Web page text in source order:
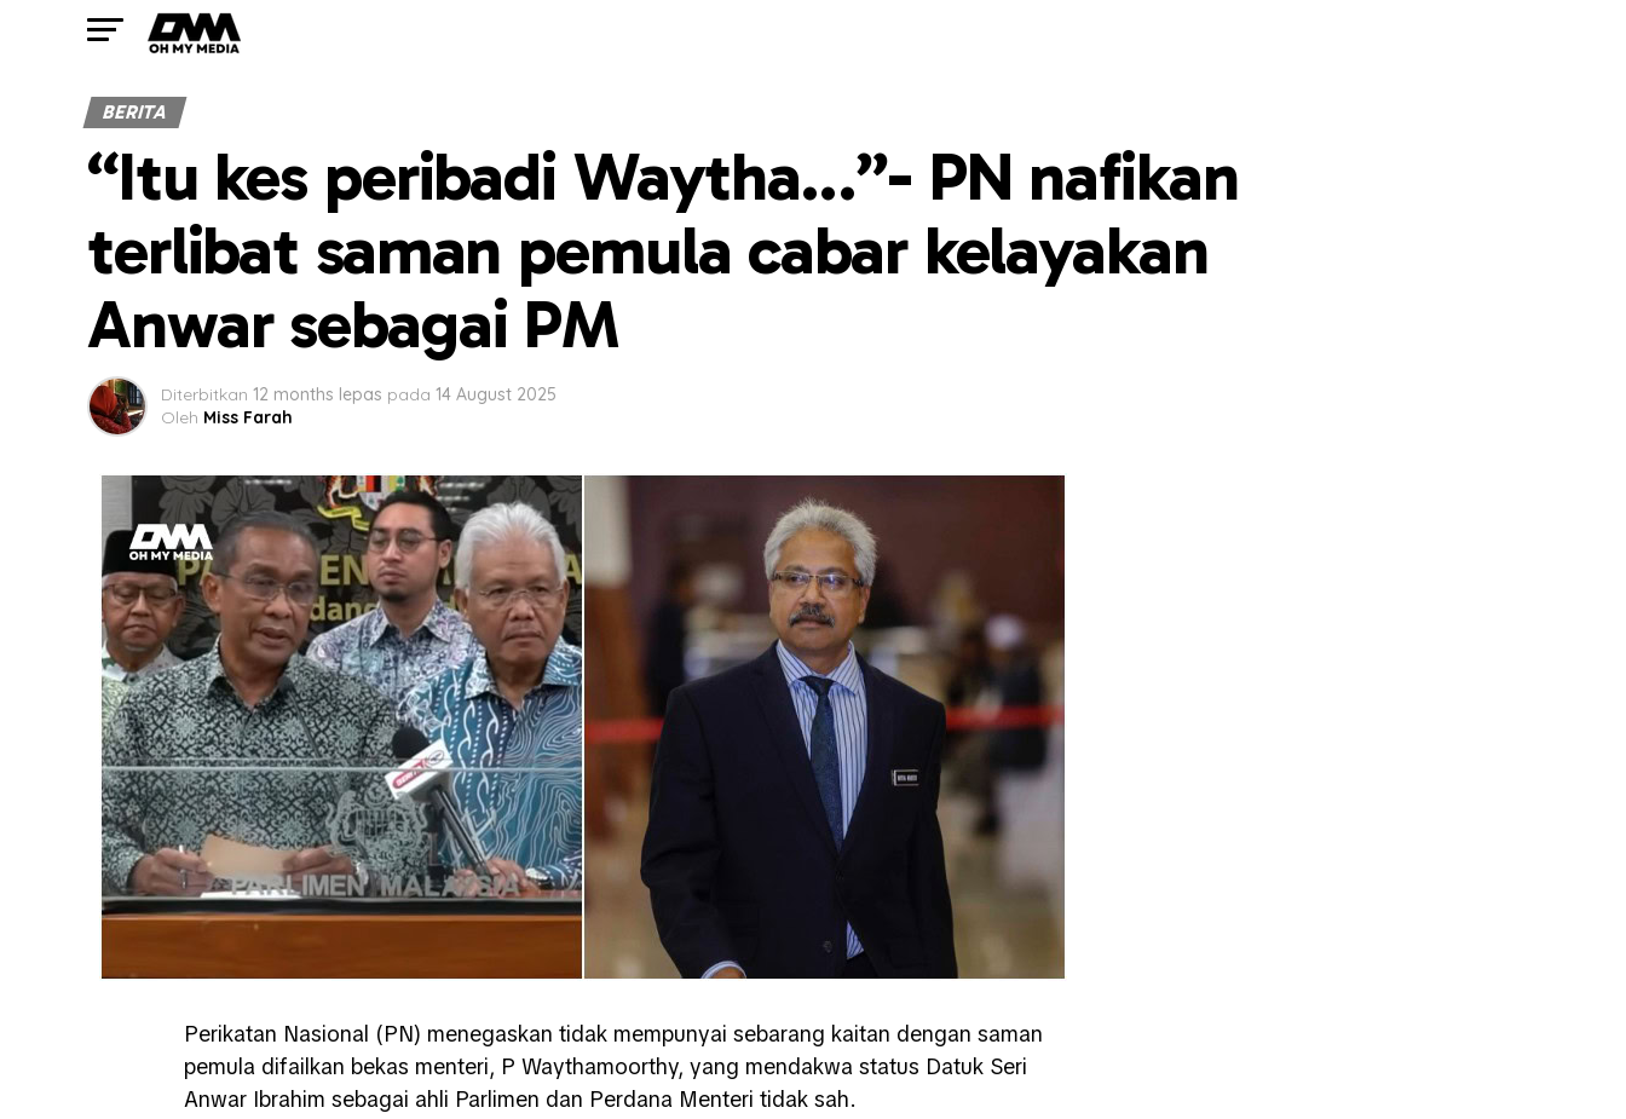
BERITA
“Itu kes peribadi Waytha…”- PN nafikan
terlibat saman pemula cabar kelayakan
Anwar sebagai PM
Diterbitkan 12 months lepas pada 14 August 2025
Oleh Miss Farah
Perikatan Nasional (PN) menegaskan tidak mempunyai sebarang kaitan dengan saman
pemula difailkan bekas menteri, P Waythamoorthy, yang mendakwa status Datuk Seri
Anwar Ibrahim sebagai ahli Parlimen dan Perdana Menteri tidak sah.